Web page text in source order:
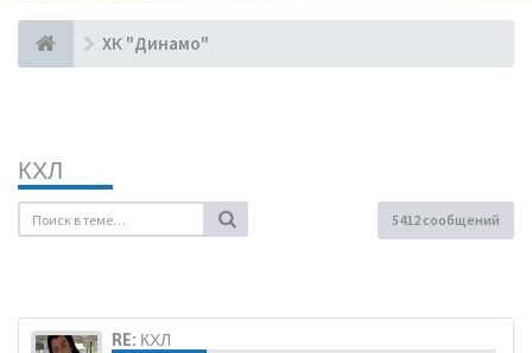
ХК "Динамо"
КХЛ
5412 сообщений
RE: КХЛ